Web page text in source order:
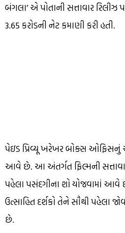
બંગલા’ એ પોતાની સત્તાવાર રિલીઝ
₹3.65 કરોડની નેટ કમાણી કરી હતી.
પેઇડ પ્રિવ્યૂ ખરેખર બોક્સ ઓફિસનું
આવે છે. આ અંતર્ગત ફિલ્મની
પહેલા પસંદગીના શો યોજવામાં
ઉત્સાહિત દર્શકો તેને સૌથી પહેલા
છે.